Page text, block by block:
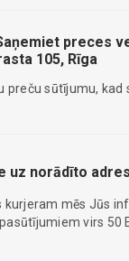
preces
105, Rīga
preču sūtījumu, kad
uz norādīto
kurjeram mēs Jūs
virs 50